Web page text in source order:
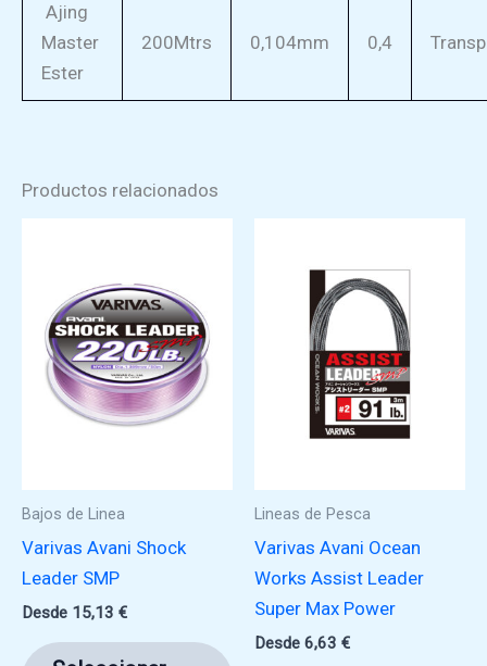
Ajing
Master
Ester
200Mtrs 0,104mm 0,4
Productos relacionados
Bajos de Linea
Varivas Avani Shock
Leader SMP
Desde 15,13 €
Este
Lineas de Pesca
Varivas Avani Ocean
Works Assist Leader
Super Max Power
Desde 6,63 €